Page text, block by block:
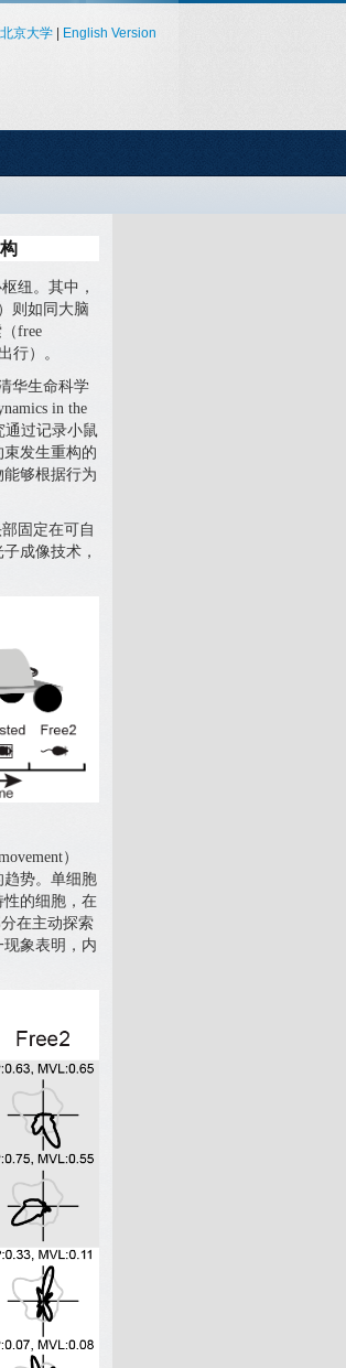
北京大学 English Version
纽。其中，
则如同大脑
free
行）。
华生命科学
in the
通过记录小鼠
发生重构的
够根据行为
固定在可自
成像技术，
）
趋势。单细胞
的细胞，在
在主动探索
象表明，内